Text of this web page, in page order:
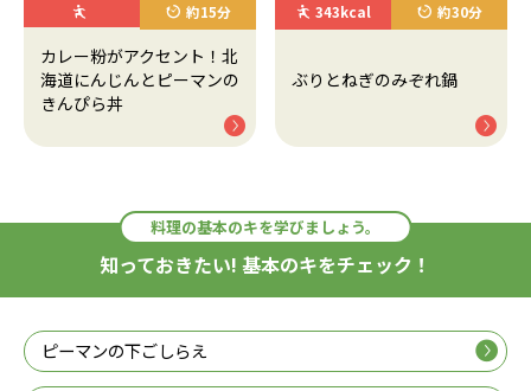
約15分
カレー粉がアクセント！北
海道にんじんとピーマンの
きんぴら丼
343kcal 約30分
ぶりとねぎのみぞれ鍋
料理の基本のキを学びましょう。
知っておきたい! 基本のキをチェック！
ピーマンの下ごしらえ